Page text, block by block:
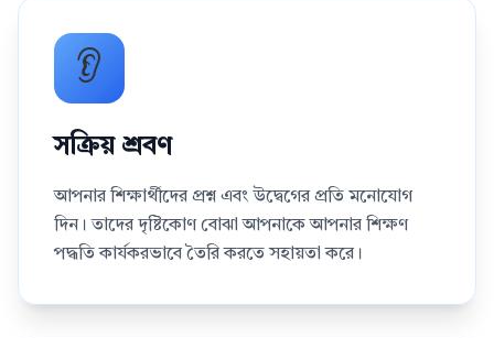
👂
সক্রিয় শ্রবণ
আপনার শিক্ষার্থীদের প্রশ্ন এবং উদ্বেগের প্রতি মনোযোগ
দিন। তাদের দৃষ্টিকোণ বোঝা আপনাকে আপনার শিক্ষণ
পদ্ধতি কার্যকরভাবে তৈরি করতে সহায়তা করে।